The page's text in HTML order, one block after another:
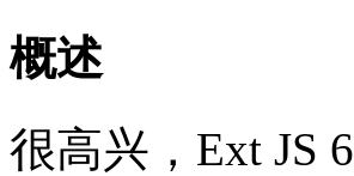
概述
很高兴，Ext JS